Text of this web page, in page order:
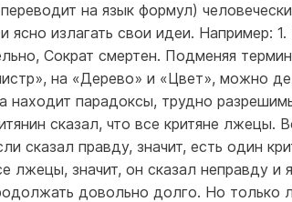
на язык формул)
ясно излагать свои идеи. Например:
Сократ смертен. Подменяя
на «Дерево» и «Цвет», можно
находит парадоксы, трудно
сказал, что все критяне лжецы.
сказал правду, значит, есть один
лжецы, значит, он сказал неправду и
довольно долго. Но только